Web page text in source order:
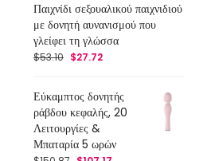
Παιχνίδι σεξουαλικού παιχνιδιού
με δονητή αυνανισμού που
γλείφει τη γλώσσα
$53.10 $27.72
Εύκαμπτος δονητής
ράβδου κεφαλής, 20
Λειτουργίες &
Μπαταρία 5 ωρών